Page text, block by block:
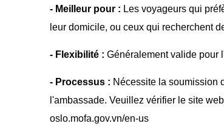
- Meilleur pour : Les voyageurs qui
leur domicile, ou ceux qui recherchent
- Flexibilité : Généralement valide pour
- Processus : Nécessite la soumission
l'ambassade. Veuillez vérifier le site
oslo.mofa.gov.vn/en-us